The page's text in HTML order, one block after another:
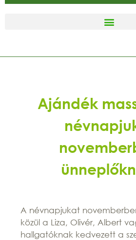
Ajándék
A névnapjukat
közül a Liza, Olivér, Albert
hallgatóknak kedvezett a